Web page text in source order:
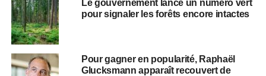
Le gouvernement lance un numéro vert
pour signaler les forêts encore intactes
Pour gagner en popularité, Raphaël
Glucksmann apparaît recouvert de